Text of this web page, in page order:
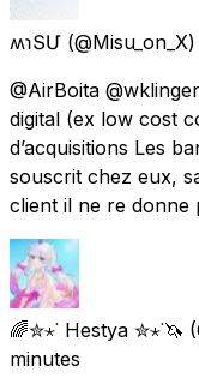
ʍɿՏՄ
@AirBoita
digital (ex low cost
d’acquisitions Les
souscrit chez eux,
client il ne re donne
🌈✮⋆˙ Hestya ✮⋆˙🦄
minutes